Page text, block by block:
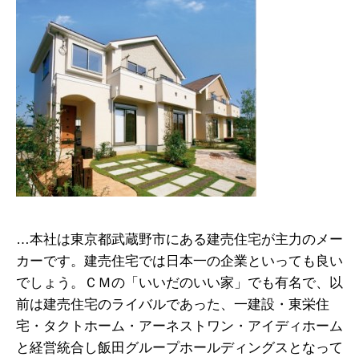
…本社は東京都武蔵野市にある建売住宅が主力のメー
カーです。建売住宅では日本一の企業といっても良い
でしょう。ＣＭの「いいだのいい家」でも有名で、以
前は建売住宅のライバルであった、一建設・東栄住
宅・タクトホーム・アーネストワン・アイディホーム
と経営統合し飯田グループホールディングスとなって